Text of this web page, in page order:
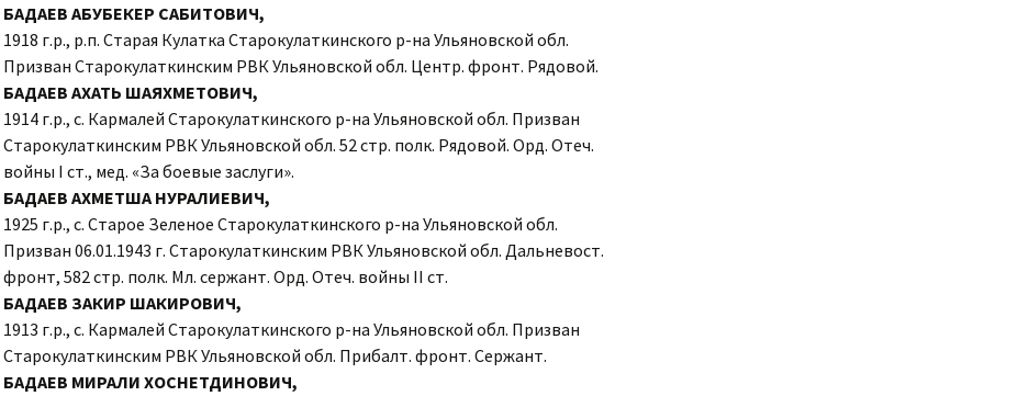
БАДАЕВ АБУБЕКЕР САБИТОВИЧ,
1918 г.р., р.п. Старая Кулатка Старокулаткинского р-на Ульяновской обл.
Призван Старокулаткинским РВК Ульяновской обл. Центр. фронт. Рядовой.
БАДАЕВ АХАТЬ ШАЯХМЕТОВИЧ,
1914 г.р., с. Кармалей Старокулаткинского р-на Ульяновской обл. Призван
Старокулаткинским РВК Ульяновской обл. 52 стр. полк. Рядовой. Орд. Отеч.
войны I ст., мед. «За боевые заслуги».
БАДАЕВ АХМЕТША НУРАЛИЕВИЧ,
1925 г.р., с. Старое Зеленое Старокулаткинского р-на Ульяновской обл.
Призван 06.01.1943 г. Старокулаткинским РВК Ульяновской обл. Дальневост.
фронт, 582 стр. полк. Мл. сержант. Орд. Отеч. войны II ст.
БАДАЕВ ЗАКИР ШАКИРОВИЧ,
1913 г.р., с. Кармалей Старокулаткинского р-на Ульяновской обл. Призван
Старокулаткинским РВК Ульяновской обл. Прибалт. фронт. Сержант.
БАДАЕВ МИРАЛИ ХОСНЕТДИНОВИЧ,